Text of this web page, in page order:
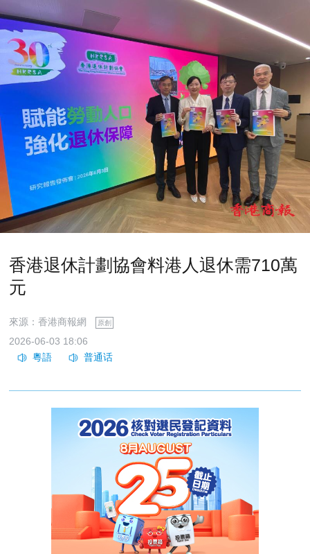
香港退休計劃協會料港人退休需710萬
元
來源：香港商報網 原創
2026-06-03 18:06